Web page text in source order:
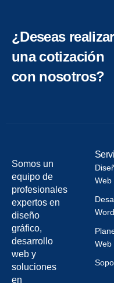
¿Deseas realizar
una cotización
con nosotros?
Somos un
equipo de
profesionales
expertos en
diseño
gráfico,
desarrollo
web y
soluciones
en
Web
Web